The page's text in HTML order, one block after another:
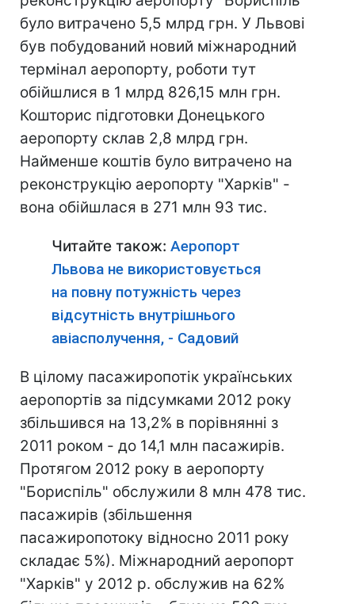
було витрачено 5,5 млрд грн. У Львові
був побудований новий міжнародний
термінал аеропорту, роботи тут
обійшлися в 1 млрд 826,15 млн грн.
Кошторис підготовки Донецького
аеропорту склав 2,8 млрд грн.
Найменше коштів було витрачено на
реконструкцію аеропорту "Харків" -
вона обійшлася в 271 млн 93 тис.
Читайте також: Аеропорт
Львова не використовується
на повну потужність через
відсутність внутрішнього
авіасполучення, - Садовий
В цілому пасажиропотік українських
аеропортів за підсумками 2012 року
збільшився на 13,2% в порівнянні з
2011 роком - до 14,1 млн пасажирів.
Протягом 2012 року в аеропорту
"Бориспіль" обслужили 8 млн 478 тис.
пасажирів (збільшення
пасажиропотоку відносно 2011 року
складає 5%). Міжнародний аеропорт
"Харків" у 2012 р. обслужив на 62%